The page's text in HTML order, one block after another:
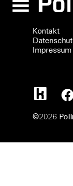
Kontakt
Impressum
©2026